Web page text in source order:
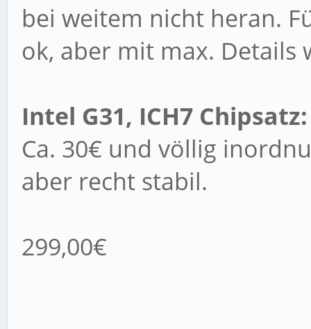
bei weitem nicht heran.
ok, aber mit max. Details
Intel G31, ICH7 Chipsatz:
Ca. 30€ und völlig
aber recht stabil.
299,00€